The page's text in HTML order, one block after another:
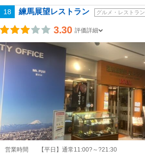
18 練馬展望レストラン グルメ・レストラン
3.30 評価詳細
営業時間
【平日】通常11:00?～?21:30